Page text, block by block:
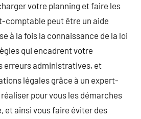
votre planning et faire les
comptable peut être un aide
à la fois la connaissance de la loi
qui encadrent votre
erreurs administratives, et
légales grâce à un expert-
pour vous les démarches
et ainsi vous faire éviter des